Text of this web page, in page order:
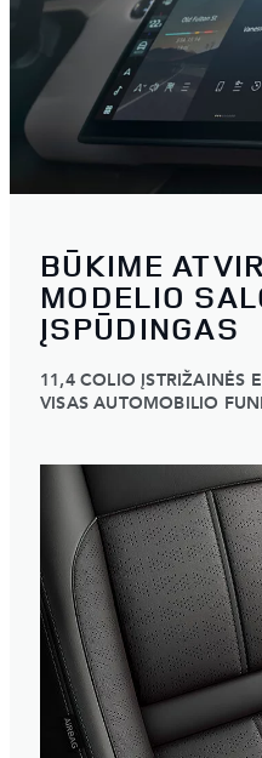
BŪKIME
MODELIO
ĮSPŪDINGAS
11,4 COLIO ĮSTRIŽAINĖS
VISAS AUTOMOBILIO